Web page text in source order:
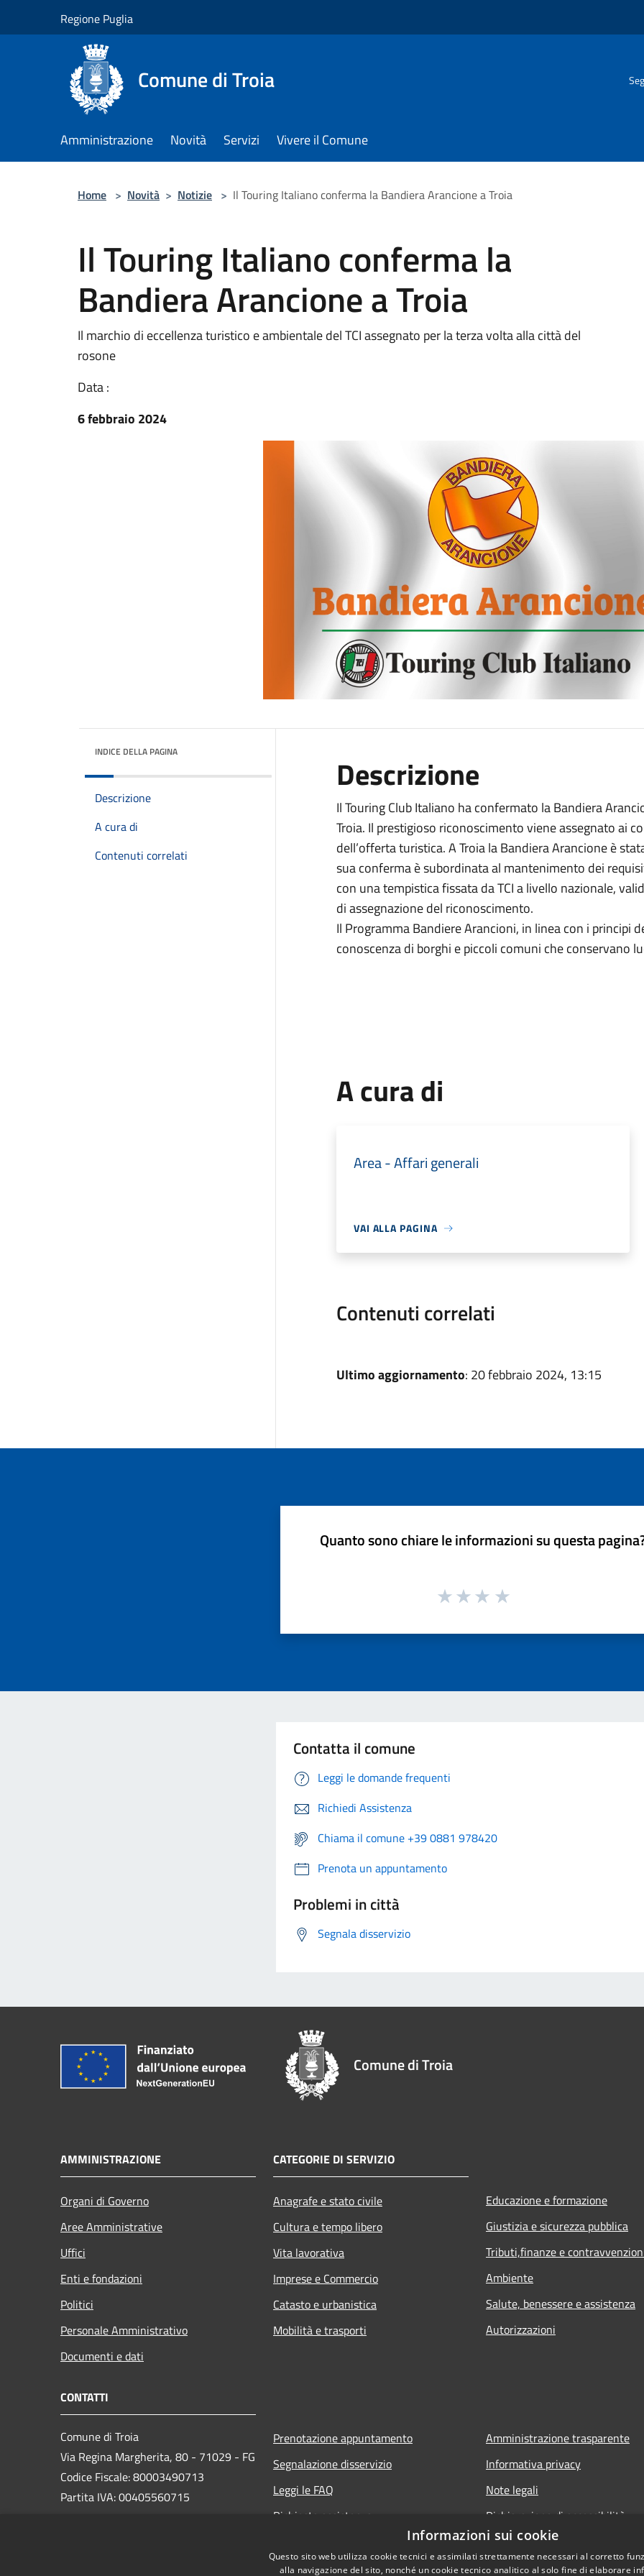
Regione Puglia
Comune di Troia
Amministrazione Novità Servizi Vivere il Comune
Home > Novità > Notizie > Il Touring Italiano conferma la Bandiera Arancione a Troia
Il Touring Italiano conferma la
Bandiera Arancione a Troia
Il marchio di eccellenza turistico e ambientale del TCI assegnato per la terza volta alla città del
rosone
Data :
6 febbraio 2024
INDICE DELLA PAGINA
Descrizione
A cura di
Contenuti correlati
Descrizione
Il Touring Club Italiano ha confermato la Bandiera
Troia. Il prestigioso riconoscimento viene assegnato ai
dell’offerta turistica. A Troia la Bandiera Arancione è
sua conferma è subordinata al mantenimento dei
con una tempistica fissata da TCI a livello nazionale,
di assegnazione del riconoscimento.
Il Programma Bandiere Arancioni, in linea con i principi
conoscenza di borghi e piccoli comuni che conservano
A cura di
Area - Affari generali
VAI ALLA PAGINA
Contenuti correlati
Ultimo aggiornamento: 20 febbraio 2024, 13:15
Quanto sono chiare le informazioni su questa
Contatta il comune
Leggi le domande frequenti
Richiedi Assistenza
Chiama il comune +39 0881 978420
Prenota un appuntamento
Problemi in città
Segnala disservizio
Comune di Troia
AMMINISTRAZIONE
Organi di Governo
Aree Amministrative
Uffici
Enti e fondazioni
Politici
Personale Amministrativo
Documenti e dati
CATEGORIE DI SERVIZIO
Anagrafe e stato civile
Cultura e tempo libero
Vita lavorativa
Imprese e Commercio
Catasto e urbanistica
Mobilità e trasporti
Educazione e formazione
Giustizia e sicurezza pubblica
Tributi,finanze e
Ambiente
Salute, benessere e assistenza
Autorizzazioni
CONTATTI
Comune di Troia
Via Regina Margherita, 80 - 71029 - FG
Codice Fiscale: 80003490713
Partita IVA: 00405560715
Prenotazione appuntamento
Segnalazione disservizio
Leggi le FAQ
Richiesta assistenza
Amministrazione trasparente
Informativa privacy
Note legali
Dichiarazione di accessibilità
Informazioni sui cookie
Questo sito web utilizza cookie tecnici e assimilati strettamente necessari al corretto
alla navigazione del sito, nonché un cookie tecnico analitico al solo fine di elaborare